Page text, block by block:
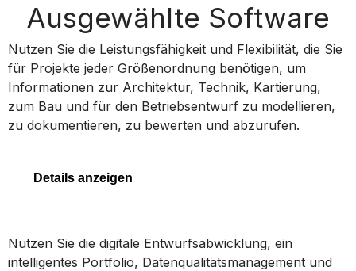
Ausgewählte Software
MicroStation
MicroStation
Nutzen Sie die Leistungsfähigkeit und Flexibilität, die Sie
für Projekte jeder Größenordnung benötigen, um
Informationen zur Architektur, Technik, Kartierung,
zum Bau und für den Betriebsentwurf zu modellieren,
zu dokumentieren, zu bewerten und abzurufen.
Details anzeigen
Nutzen Sie die digitale Entwurfsabwicklung, ein
intelligentes Portfolio, Datenqualitätsmanagement und